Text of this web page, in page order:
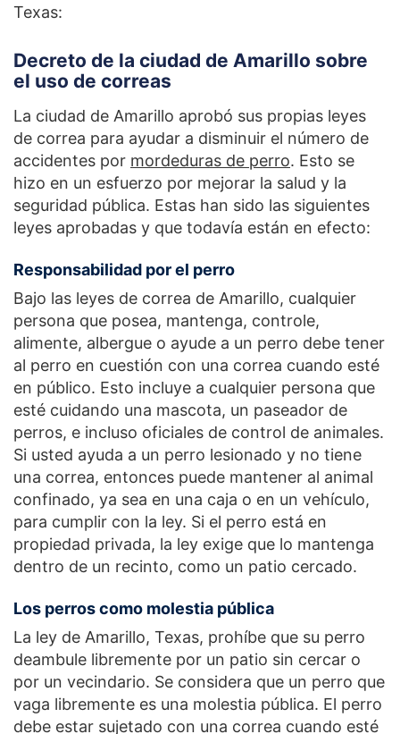
Texas:
Decreto de la ciudad de Amarillo sobre
el uso de correas
La ciudad de Amarillo aprobó sus propias leyes
de correa para ayudar a disminuir el número de
accidentes por mordeduras de perro. Esto se
hizo en un esfuerzo por mejorar la salud y la
seguridad pública. Estas han sido las siguientes
leyes aprobadas y que todavía están en efecto:
Responsabilidad por el perro
Bajo las leyes de correa de Amarillo, cualquier
persona que posea, mantenga, controle,
alimente, albergue o ayude a un perro debe tener
al perro en cuestión con una correa cuando esté
en público. Esto incluye a cualquier persona que
esté cuidando una mascota, un paseador de
perros, e incluso oficiales de control de animales.
Si usted ayuda a un perro lesionado y no tiene
una correa, entonces puede mantener al animal
confinado, ya sea en una caja o en un vehículo,
para cumplir con la ley. Si el perro está en
propiedad privada, la ley exige que lo mantenga
dentro de un recinto, como un patio cercado.
Los perros como molestia pública
La ley de Amarillo, Texas, prohíbe que su perro
deambule libremente por un patio sin cercar o
por un vecindario. Se considera que un perro que
vaga libremente es una molestia pública. El perro
debe estar sujetado con una correa cuando esté